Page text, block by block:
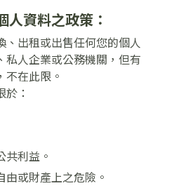
人資料之政策：
出租或出售任何您的個人
私人企業或公務機關，但有
不在此限。
：
共利益。
或財產上之危險。